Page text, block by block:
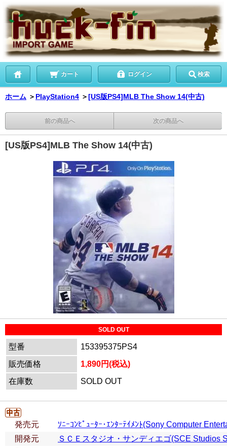
カート ログイン 検索
ホーム ＞ PlayStation4 ＞[US版PS4]MLB The Show 14(中古)
前の商品へ 次の商品へ
[US版PS4]MLB The Show 14(中古)
SOLD OUT
型番
153395375PS4
販売価格
1,890円(税込)
在庫数
SOLD OUT
発売元
ｿﾆｰｺﾝﾋﾟｭｰﾀｰ･ｴﾝﾀｰﾃｲﾒﾝﾄ(Sony Computer
開発元
ＳＣＥスタジオ・サンディエゴ(SCE Studios